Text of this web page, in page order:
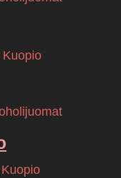
Kuopio
Kuopio